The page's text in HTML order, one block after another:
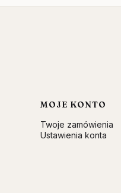
MOJE KONTO
Twoje zamówienia
Ustawienia konta